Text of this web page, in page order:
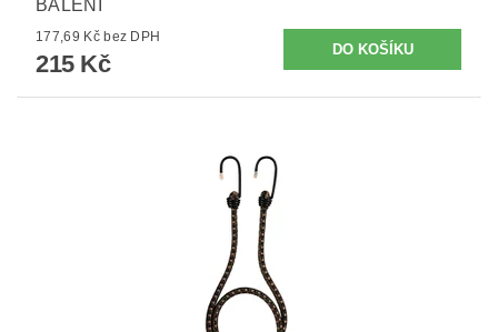
BALENÍ
177,69 Kč bez DPH
215 Kč